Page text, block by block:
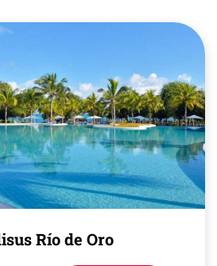
Río de Oro